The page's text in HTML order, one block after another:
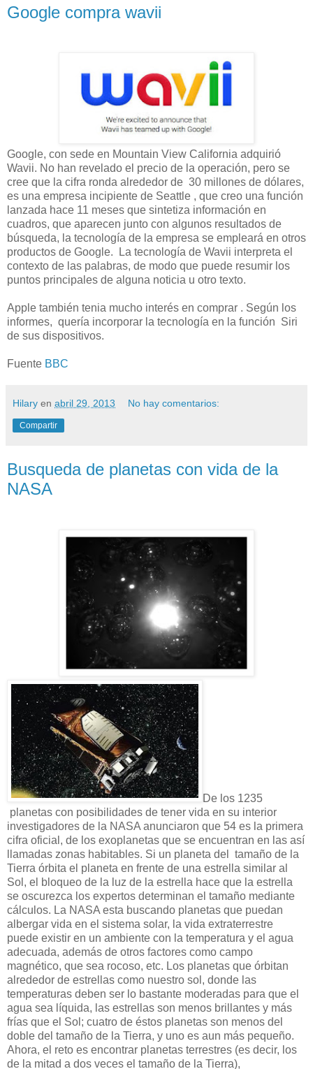
Google compra wavii
Google, con sede en Mountain View California adquirió
Wavii. No han revelado el precio de la operación, pero se
cree que la cifra ronda alrededor de 30 millones de dólares,
es una empresa incipiente de Seattle , que creo una función
lanzada hace 11 meses que sintetiza información en
cuadros, que aparecen junto con algunos resultados de
búsqueda, la tecnología de la empresa se empleará en otros
productos de Google. La tecnología de Wavii interpreta el
contexto de las palabras, de modo que puede resumir los
puntos principales de alguna noticia u otro texto.
Apple también tenia mucho interés en comprar . Según los
informes, quería incorporar la tecnología en la función Siri
de sus dispositivos.
Fuente BBC
Hilary en abril 29, 2013 No hay comentarios:
Compartir
Busqueda de planetas con vida de la
NASA
De los 1235
planetas con posibilidades de tener vida en su interior
investigadores de la NASA anunciaron que 54 es la primera
cifra oficial, de los exoplanetas que se encuentran en las así
llamadas zonas habitables. Si un planeta del tamaño de la
Tierra órbita el planeta en frente de una estrella similar al
Sol, el bloqueo de la luz de la estrella hace que la estrella
se oscurezca los expertos determinan el tamaño mediante
cálculos. La NASA esta buscando planetas que puedan
albergar vida en el sistema solar, la vida extraterrestre
puede existir en un ambiente con la temperatura y el agua
adecuada, además de otros factores como campo
magnético, que sea rocoso, etc. Los planetas que órbitan
alrededor de estrellas como nuestro sol, donde las
temperaturas deben ser lo bastante moderadas para que el
agua sea líquida, las estrellas son menos brillantes y más
frías que el Sol; cuatro de éstos planetas son menos del
doble del tamaño de la Tierra, y uno es aun más pequeño.
Ahora, el reto es encontrar planetas terrestres (es decir, los
de la mitad a dos veces el tamaño de la Tierra),